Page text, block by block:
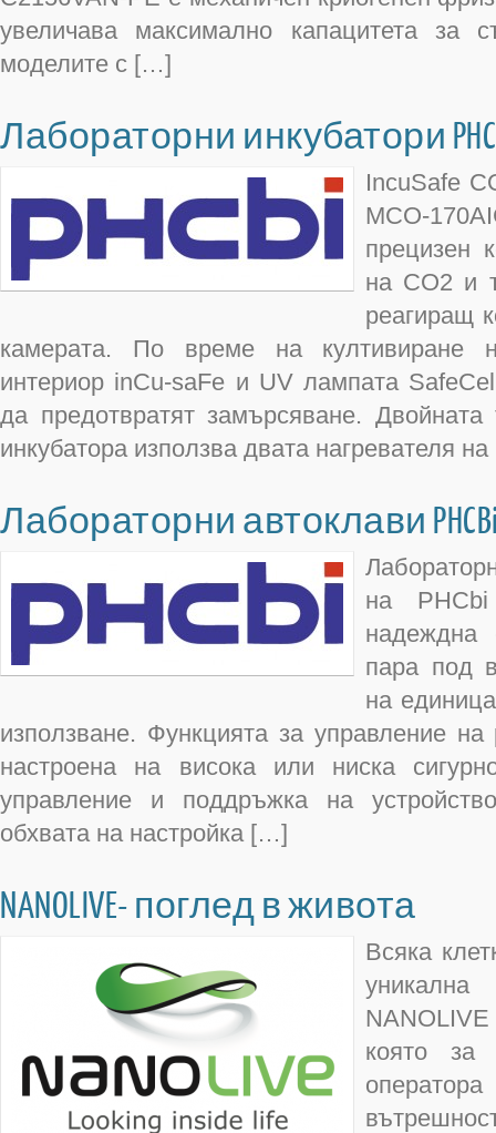
увеличава максимално капацитета за
моделите с […]
Лабораторни инкубатори
IncuSafe
MCO-
прецизен
на CO2 и
реагиращ
камерата. По време на култивиране
интериор inCu-saFe и UV лампата
да предотвратят замърсяване.
инкубатора използва двата нагревателя
Лабораторни автоклави
на PHCbi
надеждна
пара под
на
използване. Функцията за управление
настроена на висока или ниска
управление и поддръжка на
обхвата на настройка […]
NANOLIVE- поглед в живота
Всяка
която за